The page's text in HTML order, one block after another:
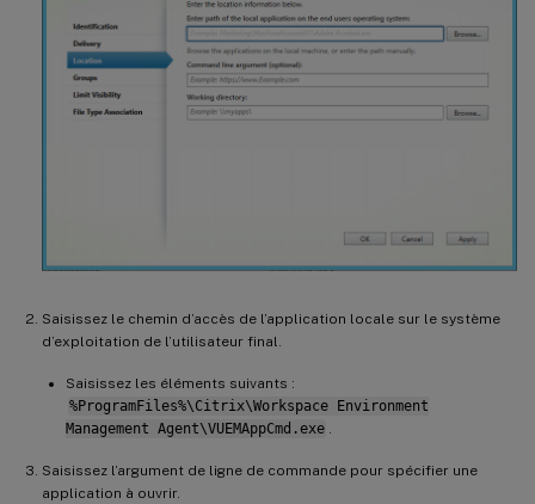
Saisissez le chemin d’accès de l’application locale sur le système
d’exploitation de l’utilisateur final.
Saisissez les éléments suivants :
%ProgramFiles%\Citrix\Workspace Environment
Management Agent\VUEMAppCmd.exe .
Saisissez l’argument de ligne de commande pour spécifier une
application à ouvrir.